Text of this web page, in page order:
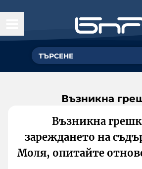
Възникна
Възникна
зареждането на
Моля, опитайте